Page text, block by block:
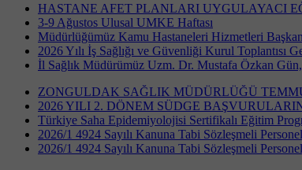
HASTANE AFET PLANLARI UYGULAYACI
3-9 Ağustos Ulusal UMKE Haftası
Müdürlüğümüz Kamu Hastaneleri Hizmetleri
2026 Yılı İş Sağlığı ve Güvenliği Kurul Toplantısı
İl Sağlık Müdürümüz Uzm. Dr. Mustafa Özkan
ZONGULDAK SAĞLIK MÜDÜRLÜĞÜ
2026 YILI 2. DÖNEM SÜDGE
Türkiye Saha Epidemiyolojisi Sertifikalı Eğitim
2026/1 4924 Sayılı Kanuna Tabi Sözleşmeli
2026/1 4924 Sayılı Kanuna Tabi Sözleşmeli